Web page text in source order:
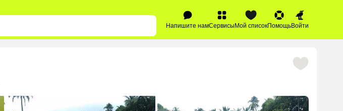
Напишите намСервисы Мой списокПомощьВойти